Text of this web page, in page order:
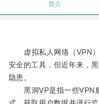
简介
虚拟私人网络（VPN）
安全的工具，但近年来，
隐患。
黑洞VP是指一些VPN